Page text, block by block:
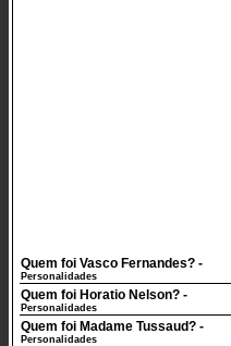
Quem foi Vasco Fernandes? -
Personalidades
Quem foi Horatio Nelson? -
Personalidades
Quem foi Madame Tussaud? -
Personalidades